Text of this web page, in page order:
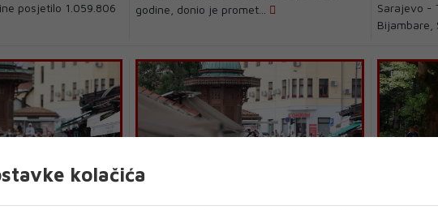
posjetilo 1.059.806
godine, donio je promet...
Sarajevo -
Bijambare,
kolačića